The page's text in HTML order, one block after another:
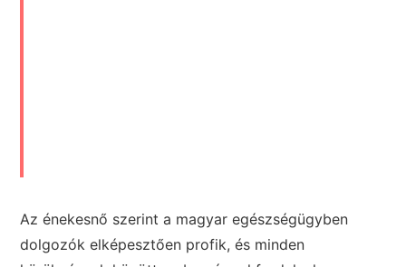
Az énekesnő szerint a magyar egészségügyben
dolgozók elképesztően profik, és minden